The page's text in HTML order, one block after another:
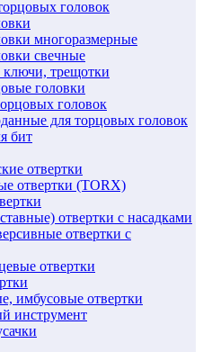
головок
многоразмерные
свечные
трещотки
головки
головок
для торцовых головок
бит
отвертки
отвертки (TORX)
отвертки с насадками
отвертки с
отвертки
имбусовые отвертки
инструмент